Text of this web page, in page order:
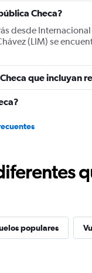
Checa?
desde Internacional
(LIM) se
que incluyan
populares